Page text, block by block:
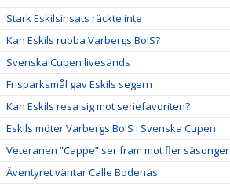
Stark Eskilsinsats räckte inte
Kan Eskils rubba Varbergs BoIS?
Svenska Cupen livesänds
Frisparksmål gav Eskils segern
Kan Eskils resa sig mot seriefavoriten?
Eskils möter Varbergs BoIS i Svenska Cupen
Veteranen ”Cappe” ser fram mot fler säsonger
Äventyret väntar Calle Bodenäs